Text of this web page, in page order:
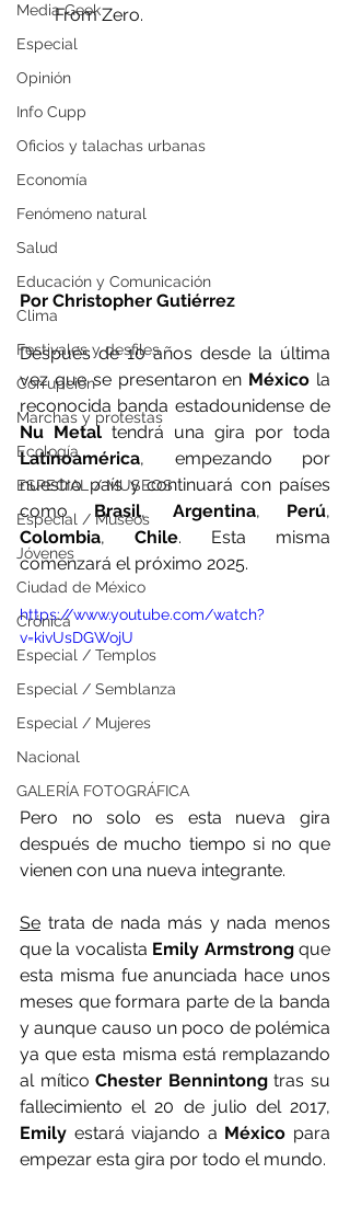
Media Geek
Especial
Opinión
Info Cupp
Oficios y talachas urbanas
Economía
Fenómeno natural
Salud
Educación y Comunicación
Clima
Festivales y desfiles
Corrupción
Marchas y protestas
Ecología
ESPECIAL / MUSEOS
Especial / Museos
Jóvenes
Ciudad de México
Crónica
Especial / Templos
Especial / Semblanza
Especial / Mujeres
Nacional
GALERÍA FOTOGRÁFICA
From Zero.
Por Christopher Gutiérrez
Después de 10 años desde la última
vez que se presentaron en México la
Nu Metal
Latinoamérica, empezando por
nuestro país y continuará con países
como Brasil, Argentina, Perú
Colombia, Chile. Esta misma
comenzará el próximo 2025.
https://www.youtube.com/watch?
v=kivUsDGWojU
Pero no solo es esta nueva gira
después de mucho tiempo si no que
vienen con una nueva integrante.
Se trata de nada más y nada menos
que la vocalista Emily Armstrong que
esta misma fue anunciada hace unos
meses que formara parte de la banda
y aunque causo un poco de polémica
ya que esta misma está remplazando
al mítico Chester Bennintong tras su
Emily estará viajando a México para
empezar esta gira por todo el mundo.